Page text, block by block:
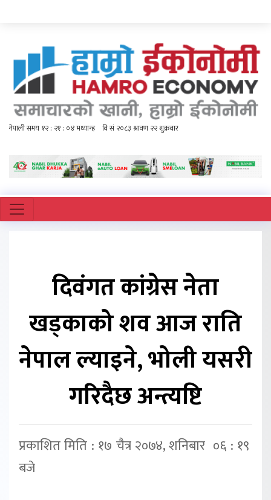
दिवंगत कांग्रेस नेता
खड्काको शव आज राति
नेपाल ल्याइने, भोली यसरी
गरिदैछ अन्त्यष्टि
प्रकाशित मिति : १७ चैत्र २०७४, शनिबार ०६ : १९
बजे